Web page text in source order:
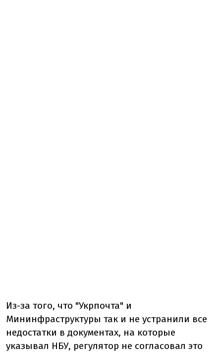
Из-за того, что "Укрпочта" и
Мининфраструктуры так и не устранили все
недостатки в документах, на которые
указывал НБУ, регулятор не согласовал это